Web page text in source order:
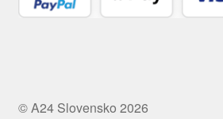
© A24 Slovensko 2026